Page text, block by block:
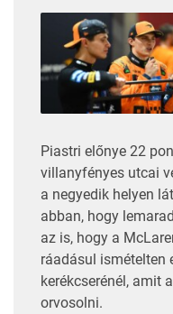
Piastri előnye 22
villanyfényes utcai
a negyedik helyen
abban, hogy
az is, hogy a
ráadásul ismételten
kerékcserénél, amit
orvosolni.